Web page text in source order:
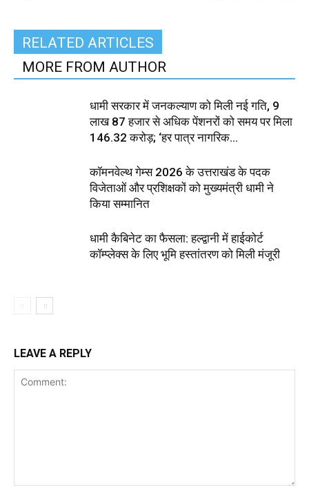
RELATED ARTICLES
MORE FROM AUTHOR
धामी सरकार में जनकल्याण को मिली नई गति, 9
लाख 87 हजार से अधिक पेंशनरों को समय पर मिला
₹146.32 करोड़; ‘हर पात्र नागरिक...
कॉमनवेल्थ गेम्स 2026 के उत्तराखंड के पदक
विजेताओं और प्रशिक्षकों को मुख्यमंत्री धामी ने
किया सम्मानित
धामी कैबिनेट का फैसला: हल्द्वानी में हाईकोर्ट
कॉम्प्लेक्स के लिए भूमि हस्तांतरण को मिली मंजूरी
LEAVE A REPLY